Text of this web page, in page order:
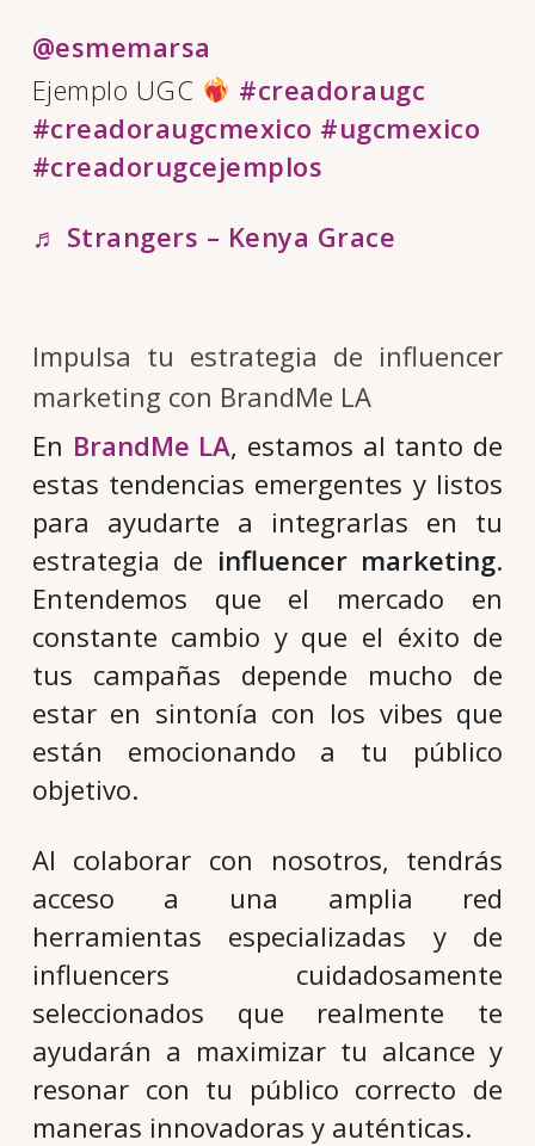
@esmemarsa
Ejemplo UGC
#creadoraugc
#creadoraugcmexico #ugcmexico
#creadorugcejemplos
♬ Strangers – Kenya Grace
Impulsa tu estrategia de influencer
marketing con BrandMe LA
En BrandMe LA, estamos al tanto de
estas tendencias emergentes y listos
para ayudarte a integrarlas en tu
estrategia de influencer marketing.
Entendemos que el mercado en
constante cambio y que el éxito de
tus campañas depende mucho de
estar en sintonía con los vibes que
están emocionando a tu público
objetivo.
Al colaborar con nosotros, tendrás
acceso a una amplia red
herramientas especializadas y de
influencers cuidadosamente
seleccionados que realmente te
ayudarán a maximizar tu alcance y
resonar con tu público correcto de
maneras innovadoras y auténticas.